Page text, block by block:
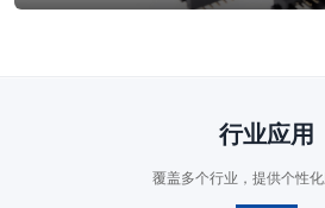
行业应用
覆盖多个行业，提供个性